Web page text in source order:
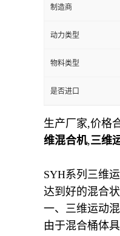
制造商
动力类型
物料类型
是否进口
生产厂家,价格
维混合机,三维
SYH系列三维
达到好的混合状
一、三维运动
由于混合桶体